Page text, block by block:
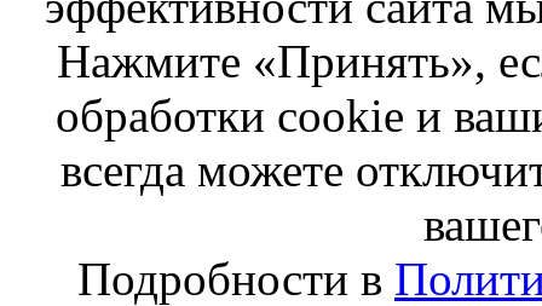
Нажмите «Принять»,
обработки cookie и
всегда можете
Подробности в